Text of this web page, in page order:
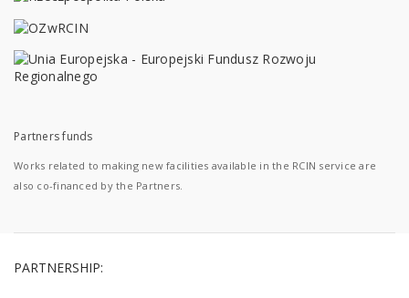
Partners funds
Works related to making new facilities available in the RCIN service are
also co-financed by the Partners.
PARTNERSHIP: